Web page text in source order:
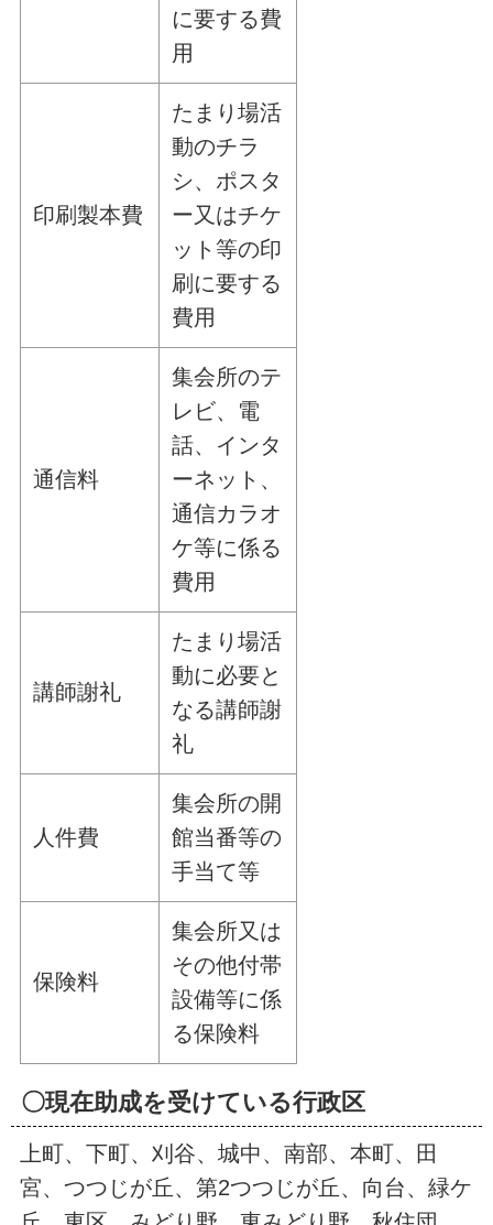
に要する費
用
印刷製本費
たまり場活
動のチラ
シ、ポスタ
ー又はチケ
ット等の印
刷に要する
費用
通信料
集会所のテ
レビ、電
話、インタ
ーネット、
通信カラオ
ケ等に係る
費用
講師謝礼
たまり場活
動に必要と
なる講師謝
礼
人件費
集会所の開
館当番等の
手当て等
保険料
集会所又は
その他付帯
設備等に係
る保険料
〇現在助成を受けている行政区
上町、下町、刈谷、城中、南部、本町、田
宮、つつじが丘、第2つつじが丘、向台、緑ケ